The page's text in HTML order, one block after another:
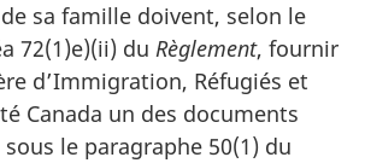
sa famille doivent, selon le
72(1)e)(ii) du Règlement, fournir
d’Immigration, Réfugiés et
Canada un des documents
le paragraphe 50(1) du